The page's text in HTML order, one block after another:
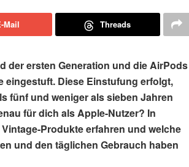
Mail Threads
der ersten Generation und die AirPods
eingestuft. Diese Einstufung erfolgt,
fünf und weniger als sieben Jahren
für dich als Apple-Nutzer? In
Produkte erfahren und welche
und den täglichen Gebrauch haben